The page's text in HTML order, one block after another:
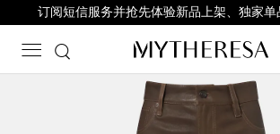
订阅短信服务并抢先体验新品上架、独家单